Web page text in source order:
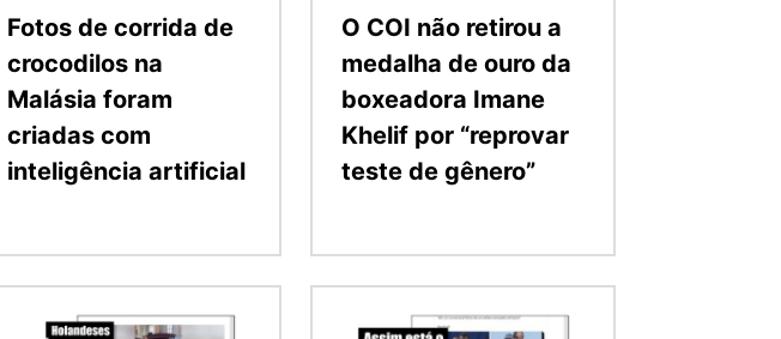
Fotos de corrida de
crocodilos na
Malásia foram
criadas com
inteligência artificial
O COI não retirou a
medalha de ouro da
boxeadora Imane
Khelif por “reprovar
teste de gênero”